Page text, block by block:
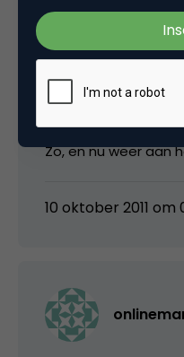
achterhalen van
bijvoorbeeld
dan is je
“gedrevenheid” en
Je uitdaging is dan:
Zo, en nu weer aan
10 oktober 2011 om